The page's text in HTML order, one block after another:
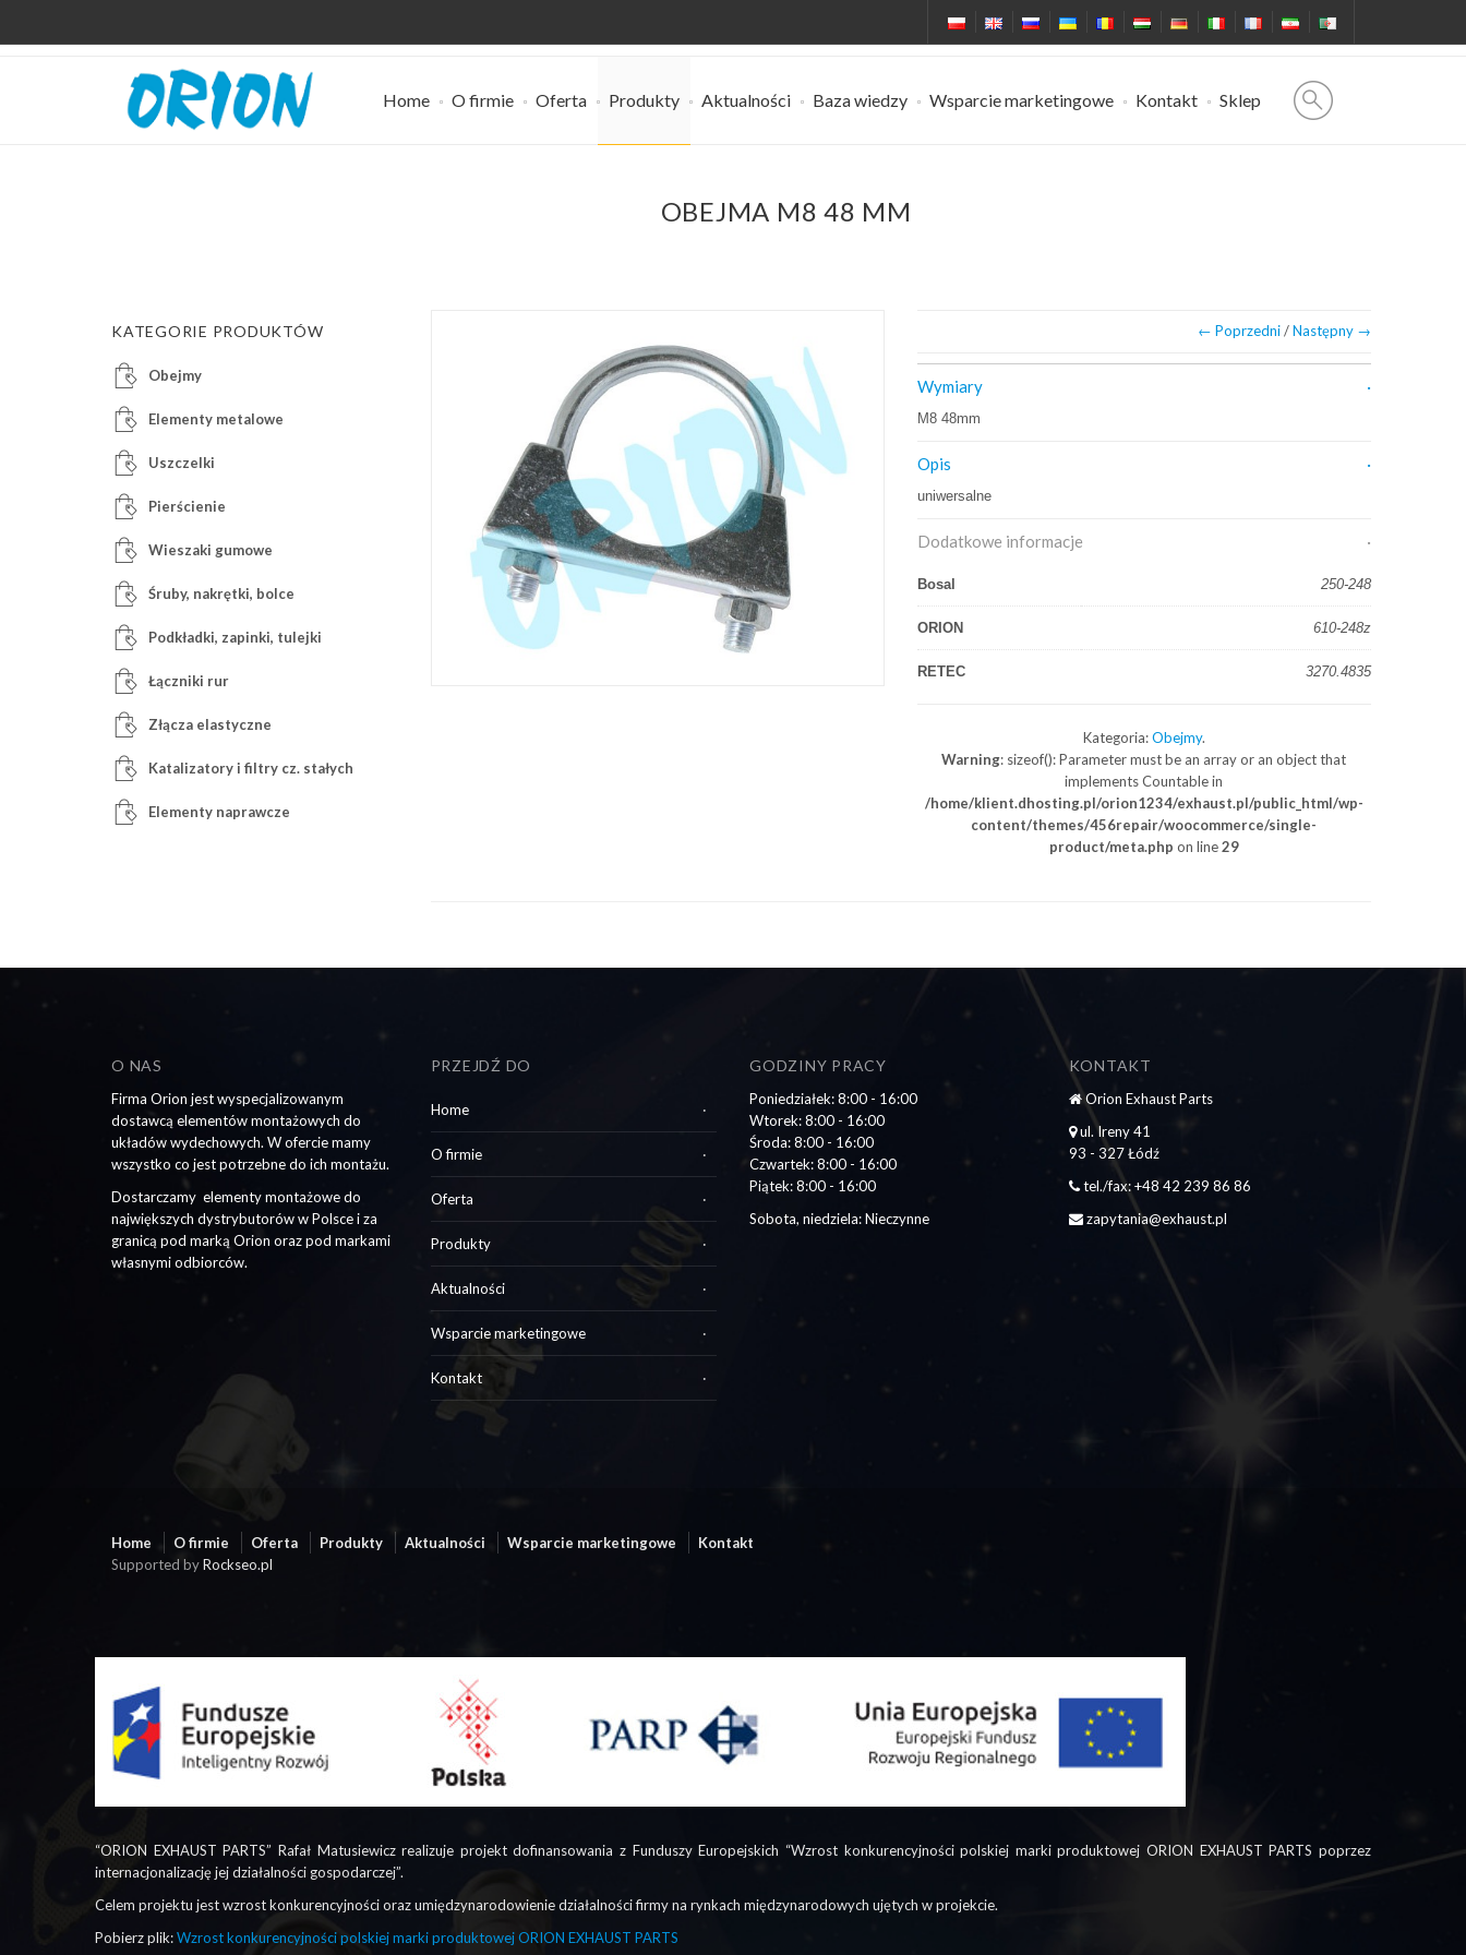
Sklep
Kontakt
Wsparcie marketingowe
Baza wiedzy
Aktualności
Produkty
Oferta
O firmie
Home
OBEJMA M8 48 MM
← Poprzedni/Następny →
Wymiary
M8 48mm
Opis
uniwersalne
Dodatkowe informacje
Bosal 250-248
ORION 610-248z
RETEC 3270.4835
Kategoria:Obejmy.
Warning: sizeof(): Parameter must be an array or an object that
implements Countable in
/home/klient.dhosting.pl/orion1234/exhaust.pl/public_html/wp-
content/themes/456repair/woocommerce/single-
product/meta.php on line29
KATEGORIE PRODUKTÓW
Obejmy
Elementy metalowe
Uszczelki
Pierścienie
Wieszaki gumowe
Śruby, nakrętki, bolce
Podkładki, zapinki, tulejki
Łączniki rur
Złącza elastyczne
Katalizatory i filtry cz. stałych
Elementy naprawcze
O NAS
Firma Orion jest wyspecjalizowanym
dostawcą elementów montażowych do
układów wydechowych. W ofercie mamy
wszystko co jest potrzebne do ich montażu.
Dostarczamy elementy montażowe do
największych dystrybutorów w Polsce i za
granicą pod marką Orion oraz pod markami
własnymi odbiorców.
PRZEJDŹ DO
Home
O firmie
Oferta
Produkty
Aktualności
Wsparcie marketingowe
Kontakt
GODZINY PRACY
Poniedziałek: 8:00 - 16:00
Wtorek: 8:00 - 16:00
Środa: 8:00 - 16:00
Czwartek: 8:00 - 16:00
Piątek: 8:00 - 16:00
Sobota, niedziela: Nieczynne
KONTAKT
Orion Exhaust Parts
ul. Ireny 41
93 - 327 Łódź
tel./fax: +48 42 239 86 86
zapytania@exhaust.pl
Home O firmie Oferta Produkty Aktualności Wsparcie marketingowe
Kontakt
Supported byRockseo.pl
“ORION EXHAUST PARTS” Rafał Matusiewicz realizuje projekt dofinansowania z Funduszy Europejskich “Wzrost konkurencyjności polskiej marki produktowej ORION EXHAUST PARTS poprzez
internacjonalizację jej działalności gospodarczej”.
Celem projektu jest wzrost konkurencyjności oraz umiędzynarodowienie działalności firmy na rynkach międzynarodowych ujętych w projekcie.
Pobierz plik:Wzrost konkurencyjności polskiej marki produktowej ORION EXHAUST PARTS